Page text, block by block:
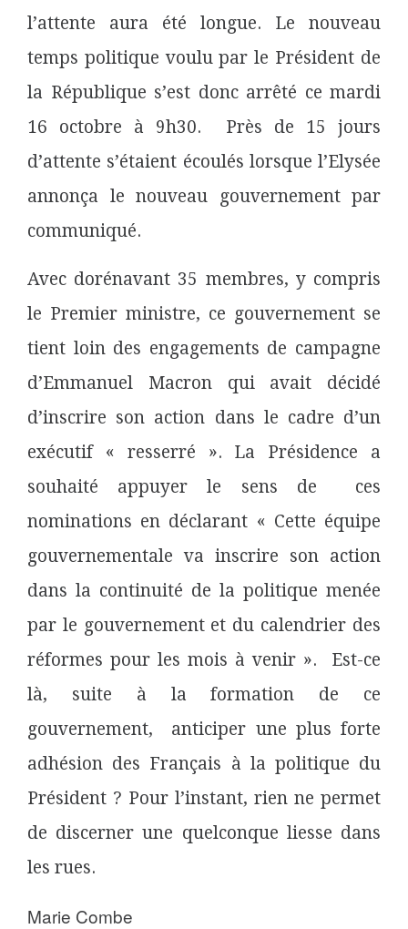
l’attente aura été longue. Le nouveau
temps politique voulu par le Président de
la République s’est donc arrêté ce mardi
16 octobre à 9h30. Près de 15 jours
d’attente s’étaient écoulés lorsque l’Elysée
annonça le nouveau gouvernement par
communiqué.
Avec dorénavant 35 membres, y compris
le Premier ministre, ce gouvernement se
tient loin des engagements de campagne
d’Emmanuel Macron qui avait décidé
d’inscrire son action dans le cadre d’un
exécutif « resserré ». La Présidence a
souhaité appuyer le sens de ces
nominations en déclarant « Cette équipe
gouvernementale va inscrire son action
dans la continuité de la politique menée
par le gouvernement et du calendrier des
réformes pour les mois à venir ». Est-ce
là, suite à la formation de ce
gouvernement, anticiper une plus forte
adhésion des Français à la politique du
Président ? Pour l’instant, rien ne permet
de discerner une quelconque liesse dans
les rues.
Marie Combe